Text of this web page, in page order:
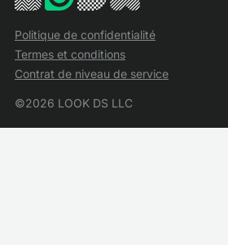
Politique de confidentialité
Termes et conditions
Contrat de niveau de service
©2026 LOOK DS LLC